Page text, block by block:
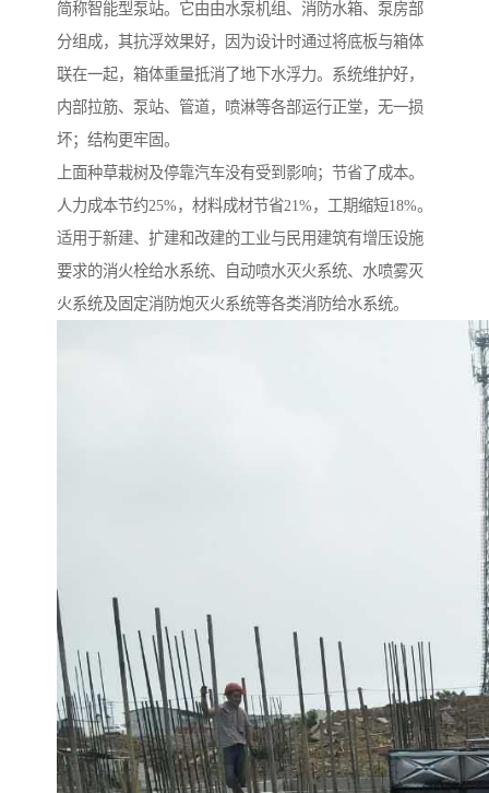
简称智能型泵站。它由由水泵机组、消防水箱、泵房部
分组成，其抗浮效果好，因为设计时通过将底板与箱体
联在一起，箱体重量抵消了地下水浮力。系统维护好，
内部拉筋、泵站、管道，喷淋等各部运行正堂，无一损
坏；结构更牢固。
上面种草栽树及停靠汽车没有受到影响；节省了成本。
人力成本节约25%，材料成材节省21%，工期缩短18%。
适用于新建、扩建和改建的工业与民用建筑有增压设施
要求的消火栓给水系统、自动喷水灭火系统、水喷雾灭
火系统及固定消防炮灭火系统等各类消防给水系统。